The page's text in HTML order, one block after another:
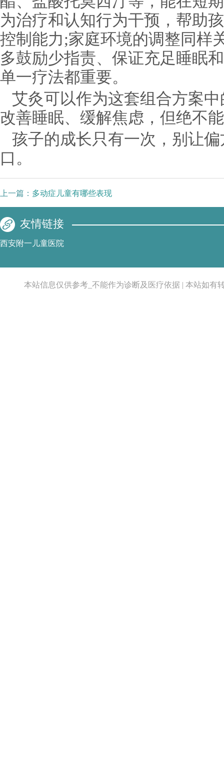
为治疗和认知行为干预，帮助
控制能力;家庭环境的调整同
多鼓励少指责、保证充足睡眠
单一疗法都重要。
艾灸可以作为这套组合方案
改善睡眠、缓解焦虑，但绝不
孩子的成长只有一次，别让
口。
上一篇： 多动症儿童有哪些表现
友情链接
西安附一儿童医院
本站信息仅供参考_不能作为诊断及医疗依据 | 本站如